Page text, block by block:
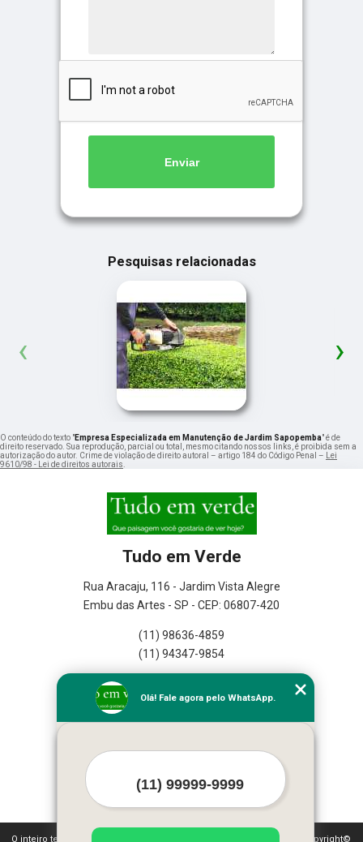
Enviar
Pesquisas relacionadas
‹ ›
O conteúdo do texto "Empresa Especializada em Manutenção de Jardim Sapopemba" é de
direito reservado. Sua reprodução, parcial ou total, mesmo citando nossos links, é proibida sem a
autorização do autor. Crime de violação de direito autoral – artigo 184 do Código Penal – Lei
9610/98 - Lei de direitos autorais.
Tudo em Verde
Rua Aracaju, 116 - Jardim Vista Alegre
Embu das Artes - SP - CEP: 06807-420
(11) 98636-4859
(11) 94347-9854
Empresa
Missão
Mapa do site
Mais Serviços
O inteiro teor deste site está sujeito à proteção de direitos autorais. Copyright©
Olá! Fale agora pelo WhatsApp.